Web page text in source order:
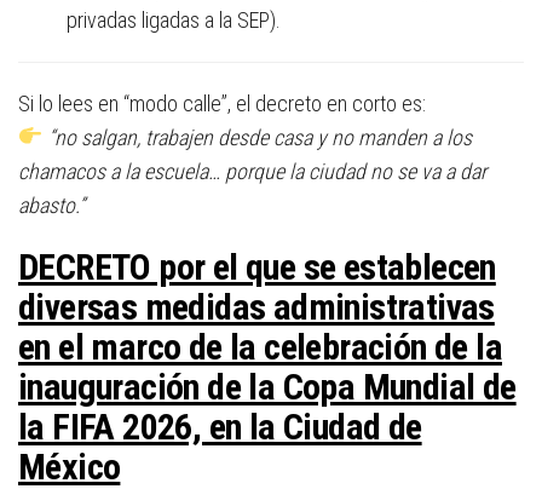
privadas ligadas a la SEP).
Si lo lees en “modo calle”, el decreto en corto es:
“no salgan, trabajen desde casa y no manden a los
chamacos a la escuela… porque la ciudad no se va a dar
abasto.”
DECRETO por el que se establecen
diversas medidas administrativas
en el marco de la celebración de la
inauguración de la Copa Mundial de
la FIFA 2026, en la Ciudad de
México